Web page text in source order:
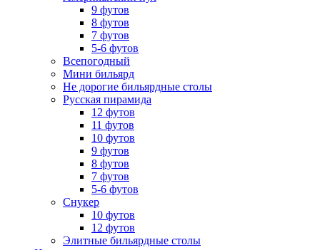
9 футов
8 футов
7 футов
5-6 футов
Всепогодный
Мини бильярд
Не дорогие бильярдные столы
Русская пирамида
12 футов
11 футов
10 футов
9 футов
8 футов
7 футов
5-6 футов
Снукер
10 футов
12 футов
Элитные бильярдные столы